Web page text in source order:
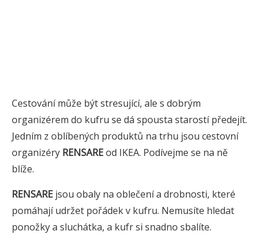
Cestování může být stresující, ale s dobrým
organizérem do kufru se dá spousta starostí předejít.
Jedním z oblíbených produktů na trhu jsou cestovní
organizéry RENSAREod IKEA. Podívejme se na ně
blíže.
RENSARE jsou obaly na oblečení a drobnosti, které
pomáhají udržet pořádek v kufru. Nemusíte hledat
ponožky a sluchátka, a kufr si snadno sbalíte.